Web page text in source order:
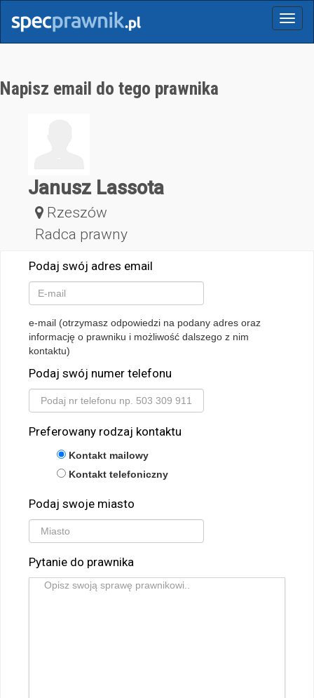
Menu
Napisz email do tego prawnika
Janusz Lassota
Rzeszów
Radca prawny
Podaj swój adres email
e-mail (otrzymasz odpowiedzi na podany adres oraz
informację o prawniku i możliwość dalszego z nim
kontaktu)
Podaj swój numer telefonu
Preferowany rodzaj kontaktu
Kontakt mailowy
Kontakt telefoniczny
Podaj swoje miasto
Pytanie do prawnika